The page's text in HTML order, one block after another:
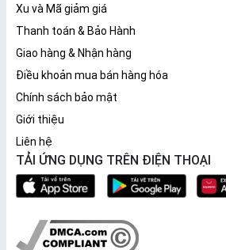
Xu và Mã giảm giá
Thanh toán & Bảo Hành
Giao hàng & Nhận hàng
Điều khoản mua bán hàng hóa
Chính sách bảo mật
Giới thiệu
Liên hệ
TẢI ỨNG DỤNG TRÊN ĐIỆN THOẠI